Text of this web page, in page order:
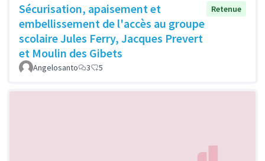
Sécurisation, apaisement et
embellissement de l'accès au groupe
scolaire Jules Ferry, Jacques Prevert
et Moulin des Gibets
Retenue
Angelosanto 3 5